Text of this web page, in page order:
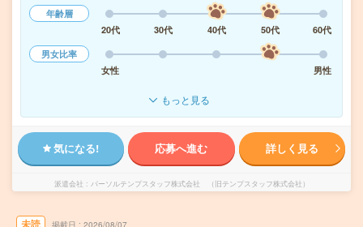
年齢層
20代
30代 40代 50代
60代
男女比率
女性
男性
もっと見る
気になる! 応募へ進む 詳しく見る
派遣会社 パーソルテンプスタッフ株式会社 （旧テンプスタッフ株式会社）
未読 掲載日 2026/08/07